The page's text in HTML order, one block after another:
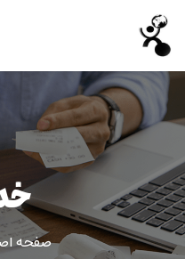
صفحه